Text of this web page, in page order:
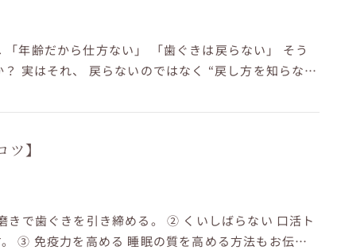
年齢だから仕方ない」 「歯ぐきは戻らない」 そう
実はそれ、 戻らないのではなく “戻し方を知らない
】
で歯ぐきを引き締める。 ② くいしばらない 口活ト
③ 免疫力を高める 睡眠の質を高める方法もお伝え